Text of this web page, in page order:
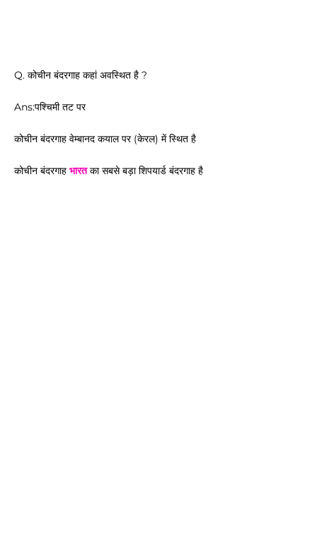
Q. कोचीन बंदरगाह कहां अवस्थित है ?
Ans:पश्चिमी तट पर
कोचीन बंदरगाह वेम्बानद कयाल पर (केरल) में स्थित है
कोचीन बंदरगाह भारतका सबसे बड़ा शिपयार्ड बंदरगाह है